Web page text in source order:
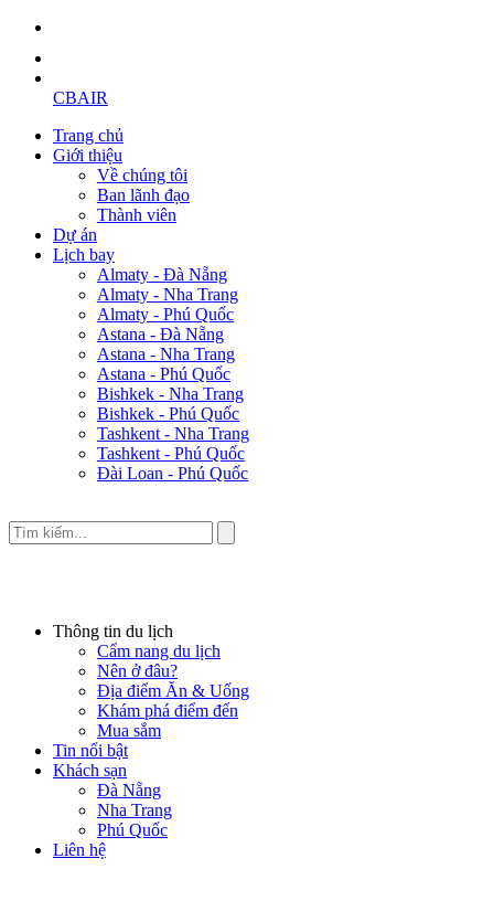
CBAIR
Trang chủ
Giới thiệu
Về chúng tôi
Ban lãnh đạo
Thành viên
Dự án
Lịch bay
Almaty - Đà Nẵng
Almaty - Nha Trang
Almaty - Phú Quốc
Astana - Đà Nẵng
Astana - Nha Trang
Astana - Phú Quốc
Bishkek - Nha Trang
Bishkek - Phú Quốc
Tashkent - Nha Trang
Tashkent - Phú Quốc
Đài Loan - Phú Quốc
Thông tin du lịch
Cẩm nang du lịch
Nên ở đâu?
Địa điểm Ăn & Uống
Khám phá điểm đến
Mua sắm
Tin nổi bật
Khách sạn
Đà Nẵng
Nha Trang
Phú Quốc
Liên hệ